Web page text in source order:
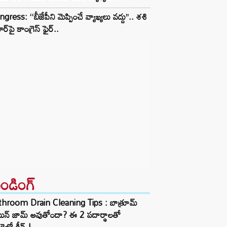
‘‘బీజేపీని మెప్పించే వ్యాఖ్యలు వద్దు’’.. శశి
కాంగ్రెస్ ఫైర్..
Drain Cleaning Tips : బాత్రూమ్
జామ్ అవుతోందా? ఈ 2 పదార్థాలతో